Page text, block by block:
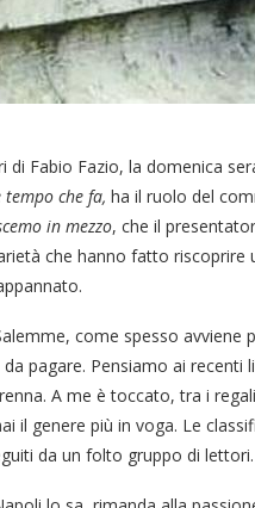
di Fabio Fazio, la domenica
tempo che fa, ha il ruolo del
in mezzo, che il
che hanno fatto
come spesso avviene
pagare. Pensiamo ai recenti
A me è toccato, tra i
il genere più in voga. Le
da un folto gruppo di lettori.